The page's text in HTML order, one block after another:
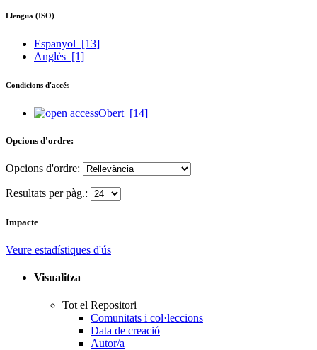
Llengua (ISO)
Espanyol [13]
Anglès [1]
Condicions d'accés
Obert [14]
Opcions d'ordre:
Opcions d'ordre:
Resultats per pàg.:
Impacte
Veure estadístiques d'ús
Visualitza
Tot el Repositori
Comunitats i col·leccions
Data de creació
Autor/a